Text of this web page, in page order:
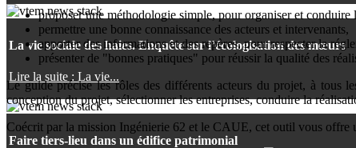
La vie sociale des haies. Enquête sur l’écologisation des mœurs
Lire la suite : La vie...
Faire tiers-lieu dans un édifice patrimonial
proposer une méthodologie simple, pour organiser et conduire
permettre une bonne connaissance des acteurs et intervenants,
apporter des informations et des repères, pour respecter la
présenter de "bonnes pratiques" pour réussir la qualité des
Le guide précise les rôles des différents acteurs du projet, à tous
conception du projet, sélectionner les entreprises, conduire la
Coécrit par la mission Ingénierie 62 et le CAUE, cet outil vous offre